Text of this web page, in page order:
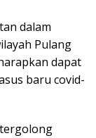
dalam
Pulang
dapat
baru covid-